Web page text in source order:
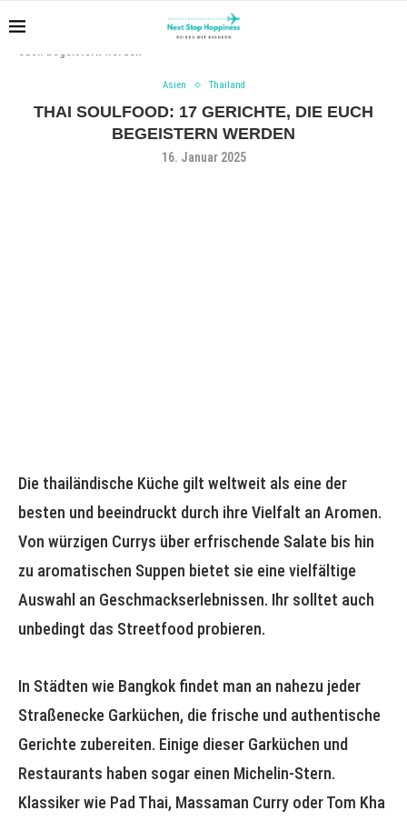
Home Asien
Thai Soulfood: 17 Gerichte, die
euch begeistern werden
Asien Thailand
THAI SOULFOOD: 17 GERICHTE, DIE EUCH
BEGEISTERN WERDEN
16. Januar 2025
Die thailändische Küche gilt weltweit als eine der
besten und beeindruckt durch ihre Vielfalt an Aromen.
Von würzigen Currys über erfrischende Salate bis hin
zu aromatischen Suppen bietet sie eine vielfältige
Auswahl an Geschmackserlebnissen. Ihr solltet auch
unbedingt das Streetfood probieren.
In Städten wie Bangkok findet man an nahezu jeder
Straßenecke Garküchen, die frische und authentische
Gerichte zubereiten. Einige dieser Garküchen und
Restaurants haben sogar einen Michelin-Stern.
Klassiker wie Pad Thai, Massaman Curry oder Tom Kha